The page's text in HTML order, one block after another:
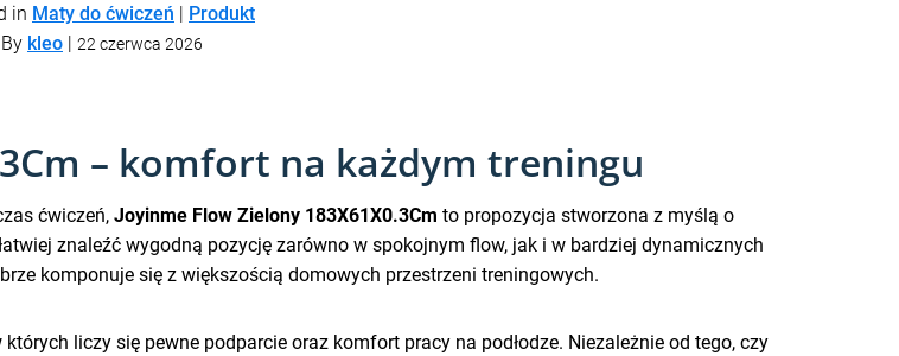
in Maty do ćwiczeń | Produkt
By kleo | 22 czerwca 2026
– komfort na każdym treningu
ćwiczeń, Joyinme Flow Zielony 183X61X0.3Cm to propozycja stworzona z myślą o
znaleźć wygodną pozycję zarówno w spokojnym flow, jak i w bardziej dynamicznych
komponuje się z większością domowych przestrzeni treningowych.
liczy się pewne podparcie oraz komfort pracy na podłodze. Niezależnie od tego, czy